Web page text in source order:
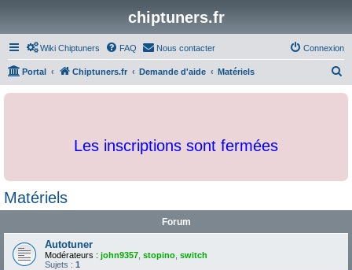
chiptuners.fr
Wiki Chiptuners FAQ Nous contacter Connexion
Portal Chiptuners.fr Demande d'aide Matériels
c
Les inscriptions sont fermées
Matériels
Forum
Autotuner
Modérateurs : john9357 stopino switch
Sujets : 1